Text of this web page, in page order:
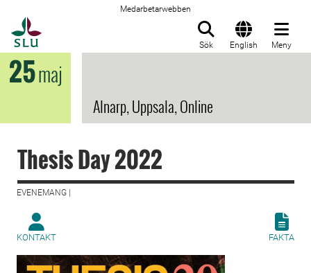
Medarbetarwebben
Sök English Meny
25maj
Alnarp, Uppsala, Online
Thesis Day 2022
EVENEMANG |
KONTAKT FAKTA